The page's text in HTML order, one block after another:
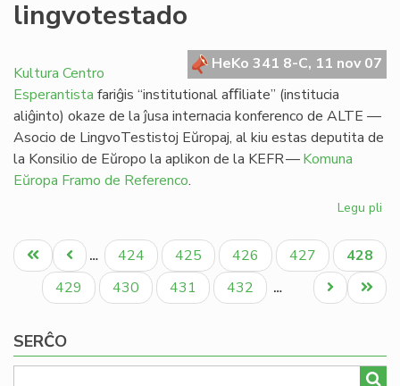
lingvotestado
HeKo 341 8-C, 11 nov 07
Kultura Centro
Esperantista fariĝis “institutional aﬃliate” (institucia
aliĝinto) okaze de la ĵusa internacia konferenco de ALTE —
Asocio de LingvoTestistoj Eŭropaj, al kiu estas deputita de
la Konsilio de Eŭropo la aplikon de la KEFR —Komuna
Eŭropa Framo de Referenco.
Legu pli
pri
en
Pagination
Unua
paĝo
Antaŭa
paĝo
… Paĝo
424 Paĝo
425 Paĝo
426 Paĝo
427
Aktuala
paĝo
428
Paĝo
429 Paĝo
430 Paĝo
431 Paĝo
432 …
Last
page
Next
page
SERĈO